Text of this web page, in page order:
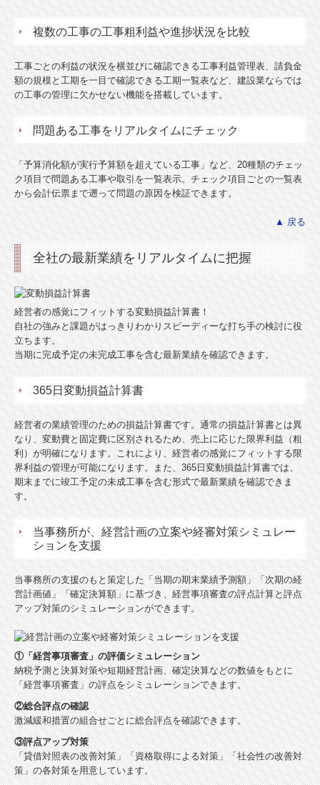
複数の工事の工事粗利益や進捗状況を比較
工事ごとの利益の状況を横並びに確認できる工事利益管理表、請負金
額の規模と工期を一目で確認できる工期一覧表など、建設業ならでは
の工事の管理に欠かせない機能を搭載しています。
問題ある工事をリアルタイムにチェック
「予算消化額が実行予算額を超えている工事」など、20種類のチェッ
ク項目で問題ある工事や取引を一覧表示。チェック項目ごとの一覧表
から会計伝票まで遡って問題の原因を検証できます。
▲ 戻る
全社の最新業績をリアルタイムに把握
経営者の感覚にフィットする変動損益計算書！
自社の強みと課題がはっきりわかりスピーディーな打ち手の検討に役
立ちます。
当期に完成予定の未完成工事を含む最新業績を確認できます。
365日変動損益計算書
経営者の業績管理のための損益計算書です。通常の損益計算書とは異
なり、変動費と固定費に区別されるため、売上に応じた限界利益（粗
利）が明確になります。これにより、経営者の感覚にフィットする限
界利益の管理が可能になります。また、365日変動損益計算書では、
期末までに竣工予定の未成工事を含む形式で最新業績を確認できま
す。
当事務所が、経営計画の立案や経審対策シミュレー
ションを支援
当事務所の支援のもと策定した「当期の期末業績予測額」「次期の経
営計画値」「確定決算額」に基づき、経営事項審査の評点計算と評点
アップ対策のシミュレーションができます。
①「経営事項審査」の評価シミュレーション
納税予測と決算対策や短期経営計画、確定決算などの数値をもとに
「経営事項審査」の評点をシミュレーションできます。
②総合評点の確認
激減緩和措置の組合せごとに総合評点を確認できます。
③評点アップ対策
「貸借対照表の改善対策」「資格取得による対策」「社会性の改善対
策」の各対策を用意しています。